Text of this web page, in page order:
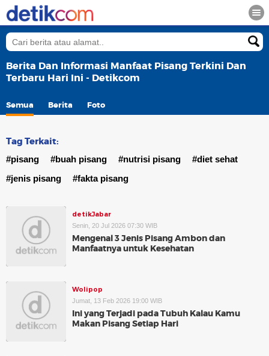
Berita Dan Informasi Manfaat Pisang Terkini Dan
Terbaru Hari Ini - Detikcom
Semua Berita Foto
Tag Terkait:
#pisang #buah pisang #nutrisi pisang
#diet sehat
#jenis pisang
#fakta pisang
detikJabar
Senin, 20 Jul 2026 07:30 WIB
Mengenal 3 Jenis Pisang Ambon dan
Manfaatnya untuk Kesehatan
Wolipop
Jumat, 13 Feb 2026 19:00 WIB
Ini yang Terjadi pada Tubuh Kalau Kamu
Makan Pisang Setiap Hari